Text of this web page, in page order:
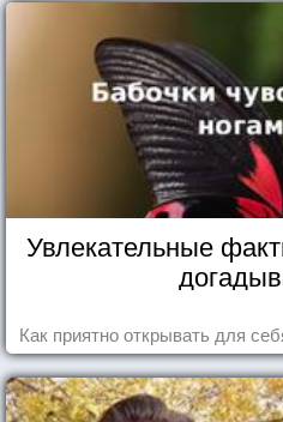
Увлекательные
Как приятно открывать для